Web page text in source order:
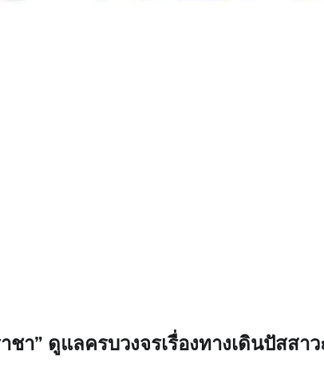
า” ดูแลครบวงจรเรื่องทางเดินปัสสา